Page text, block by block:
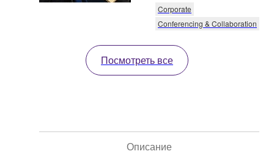
Corporate
Conferencing & Collaboration
Посмотреть все
Описание